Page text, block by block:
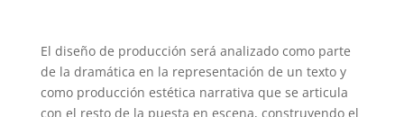
El diseño de producción será analizado como parte
de la dramática en la representación de un texto y
como producción estética narrativa que se articula
con el resto de la puesta en escena, construyendo el